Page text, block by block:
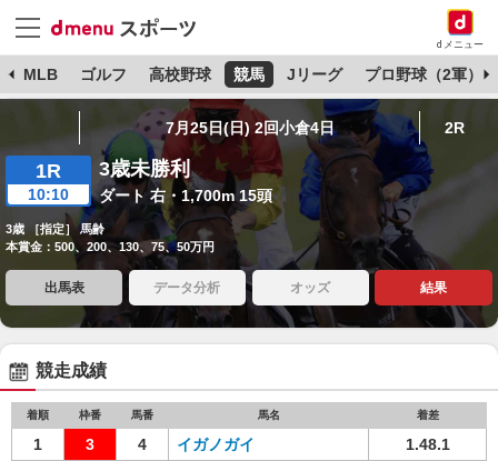
dメニュー
MLB ゴルフ 高校野球 競馬 Jリーグ プロ野球（2軍）
7月25日(日) 2回小倉4日 2R
1R
10:10
3歳未勝利
ダート 右・1,700m 15頭
3歳 ［指定］ 馬齢
本賞金：500、200、130、75、50万円
出馬表 データ分析 オッズ 結果
競走成績
着順 枠番 馬番 馬名 着差
1 3 4 イガノガイ
1.48.1